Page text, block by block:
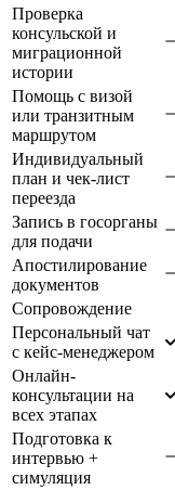
Проверка
консульской и
миграционной
истории
Помощь с визой
или транзитным
маршрутом
Индивидуальный
план и чек-лист
переезда
Запись в госорганы
для подачи
Апостилирование
документов
Сопровождение
Персональный чат
с кейс-менеджером
Онлайн-
консультации на
всех этапах
Подготовка к
интервью +
симуляция